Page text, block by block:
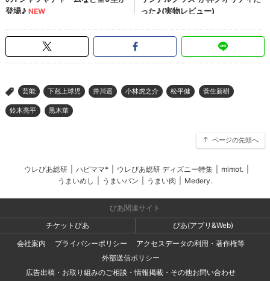
> 芸能 下剋上球児 井川遥 小林虎之介 松平健 菅生新樹
鈴木亮平 黒木華
ページの先頭へ
ウレぴあ総研 ハピママ* ウレぴあ総研 ディズニー特集 mimot.
うまいめし
うまいパン うまい肉 Medery.
ぴあ関連サイト
チケットぴあ
ぴあ(アプリ&Web)
会社案内
プライバシーポリシー
アクセスデータの利用・著作権等
外部送信ポリシー
広告出稿・お取り組みのご相談・情報掲載・その他お問い合わせ